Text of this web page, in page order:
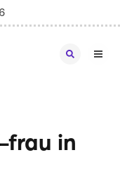
frau in